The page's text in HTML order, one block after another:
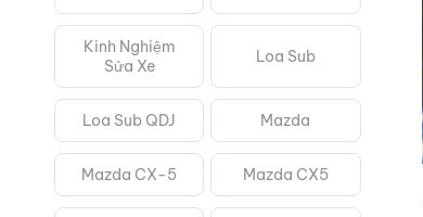
Kinh Nghiệm
Sửa Xe
Loa Sub
Loa Sub QDJ Mazda
Mazda CX-5 Mazda CX5